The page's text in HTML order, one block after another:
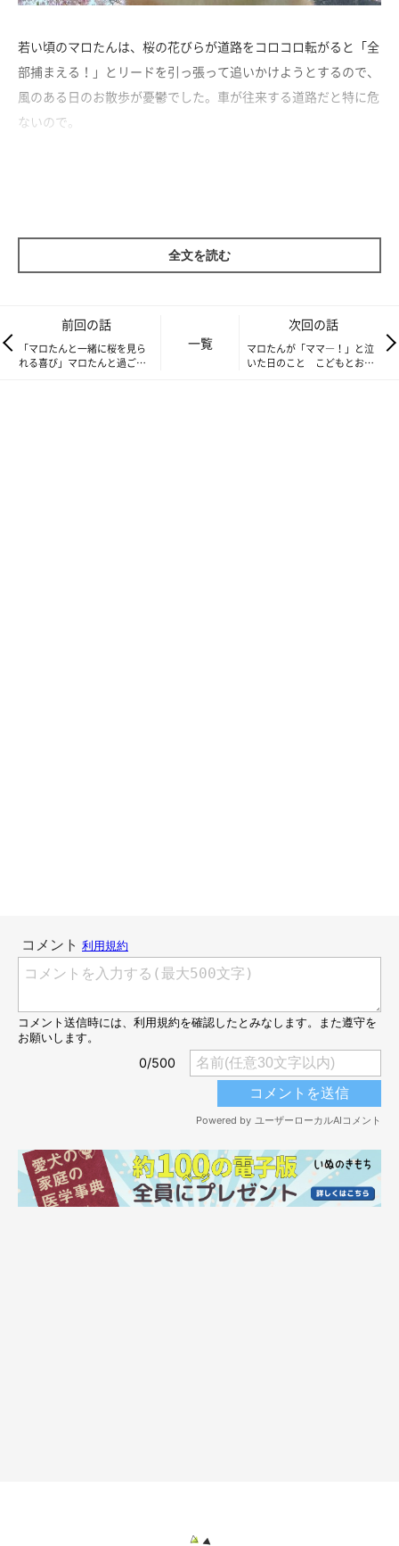
若い頃のマロたんは、桜の花びらが道路をコロコロ転がると「全
部捕まえる！」とリードを引っ張って追いかけようとするので、
風のある日のお散歩が憂鬱でした。車が往来する道路だと特に危
ないので。
こともできるけれど「安全にお散歩できるようになったのは年齢
を重ねたから」と考えることもできるので、後者を選びたいわた
全文を読む
前回の話
「マロたんと一緒に桜を見ら
れる喜び」マロたんと過ごす
一覧
次回の話
マロたんが「ママ―！」と泣
いた日のこと こどもとおか